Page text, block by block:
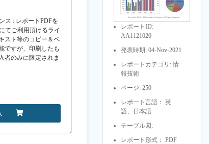
ス : レポートPDFを
てご利用頂けるライ
スト等のコピー＆ペ
ですが、印刷したも
者のみに限定されま
レポートID:
AA1121020
発表時期: 04-Nov-2021
レポートカテゴリ: 情
報技術
ページ: 250
レポート言語： 英
語、日本語
テーブル図:
レポート形式： PDF